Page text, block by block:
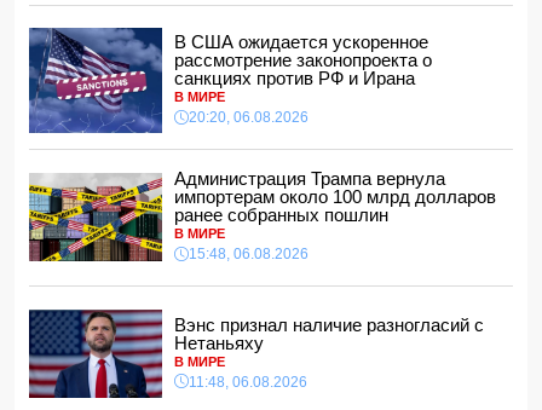
За месяц пограничники задержали 330 разыскиваемых
лиц
15:08, 06.08.2026
Конфликт из-за бабушки: в Шамахинском районе пастух
избил жену
15:00, 06.08.2026
на Венере
14:48, 06.08.2026
В Баку 40-летний мужчина погиб, упав с балкона
14:40, 06.08.2026
Джейхун Байрамов: В случае необходимости мы будем
рады поставлять газ и дружественной Украине
14:34, 06.08.2026
За семь месяцев гражданам возвращено более 191 млн
манатов
14:28, 06.08.2026
В США ожидается ускоренное
рассмотрение законопроекта о
санкциях против РФ и Ирана
В МИРЕ
20:20, 06.08.2026
Администрация Трампа вернула
импортерам около 100 млрд долларов
ранее собранных пошлин
В МИРЕ
15:48, 06.08.2026
Вэнс признал наличие разногласий с
Нетаньяху
В МИРЕ
11:48, 06.08.2026